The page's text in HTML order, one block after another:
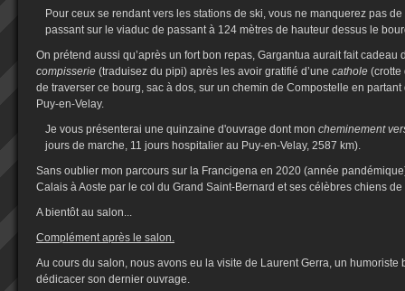
Pour ceux se rendant vers les stations de ski, vous ne manquerez pas
passant sur le viaduc de passant à 124 mètres de hauteur dessus le
On prétend aussi qu’après un fort bon repas, Gargantua aurait fait cadeau
compisserie (traduisez du pipi) après les avoir gratifié d’une cathole (crotte
de traverser ce bourg, sac à dos, sur un chemin de Compostelle en
Puy-en-Velay.
Je vous présenterai une quinzaine d'ouvrage dont mon cheminement
jours de marche, 11 jours hospitalier au Puy-en-Velay, 2587 km).
Sans oublier mon parcours sur la Francigena en 2020 (année
Calais à Aoste par le col du Grand Saint-Bernard et ses célèbres chiens
A bientôt au salon...
Complément après le salon.
Au cours du salon, nous avons eu la visite de Laurent Gerra, un humoriste
dédicacer son dernier ouvrage.